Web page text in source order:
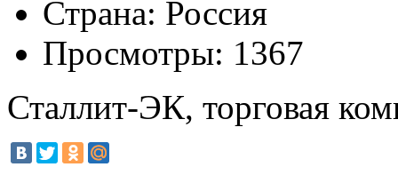
Страна: Россия
Просмотры: 1367
Сталлит-ЭК, торговая